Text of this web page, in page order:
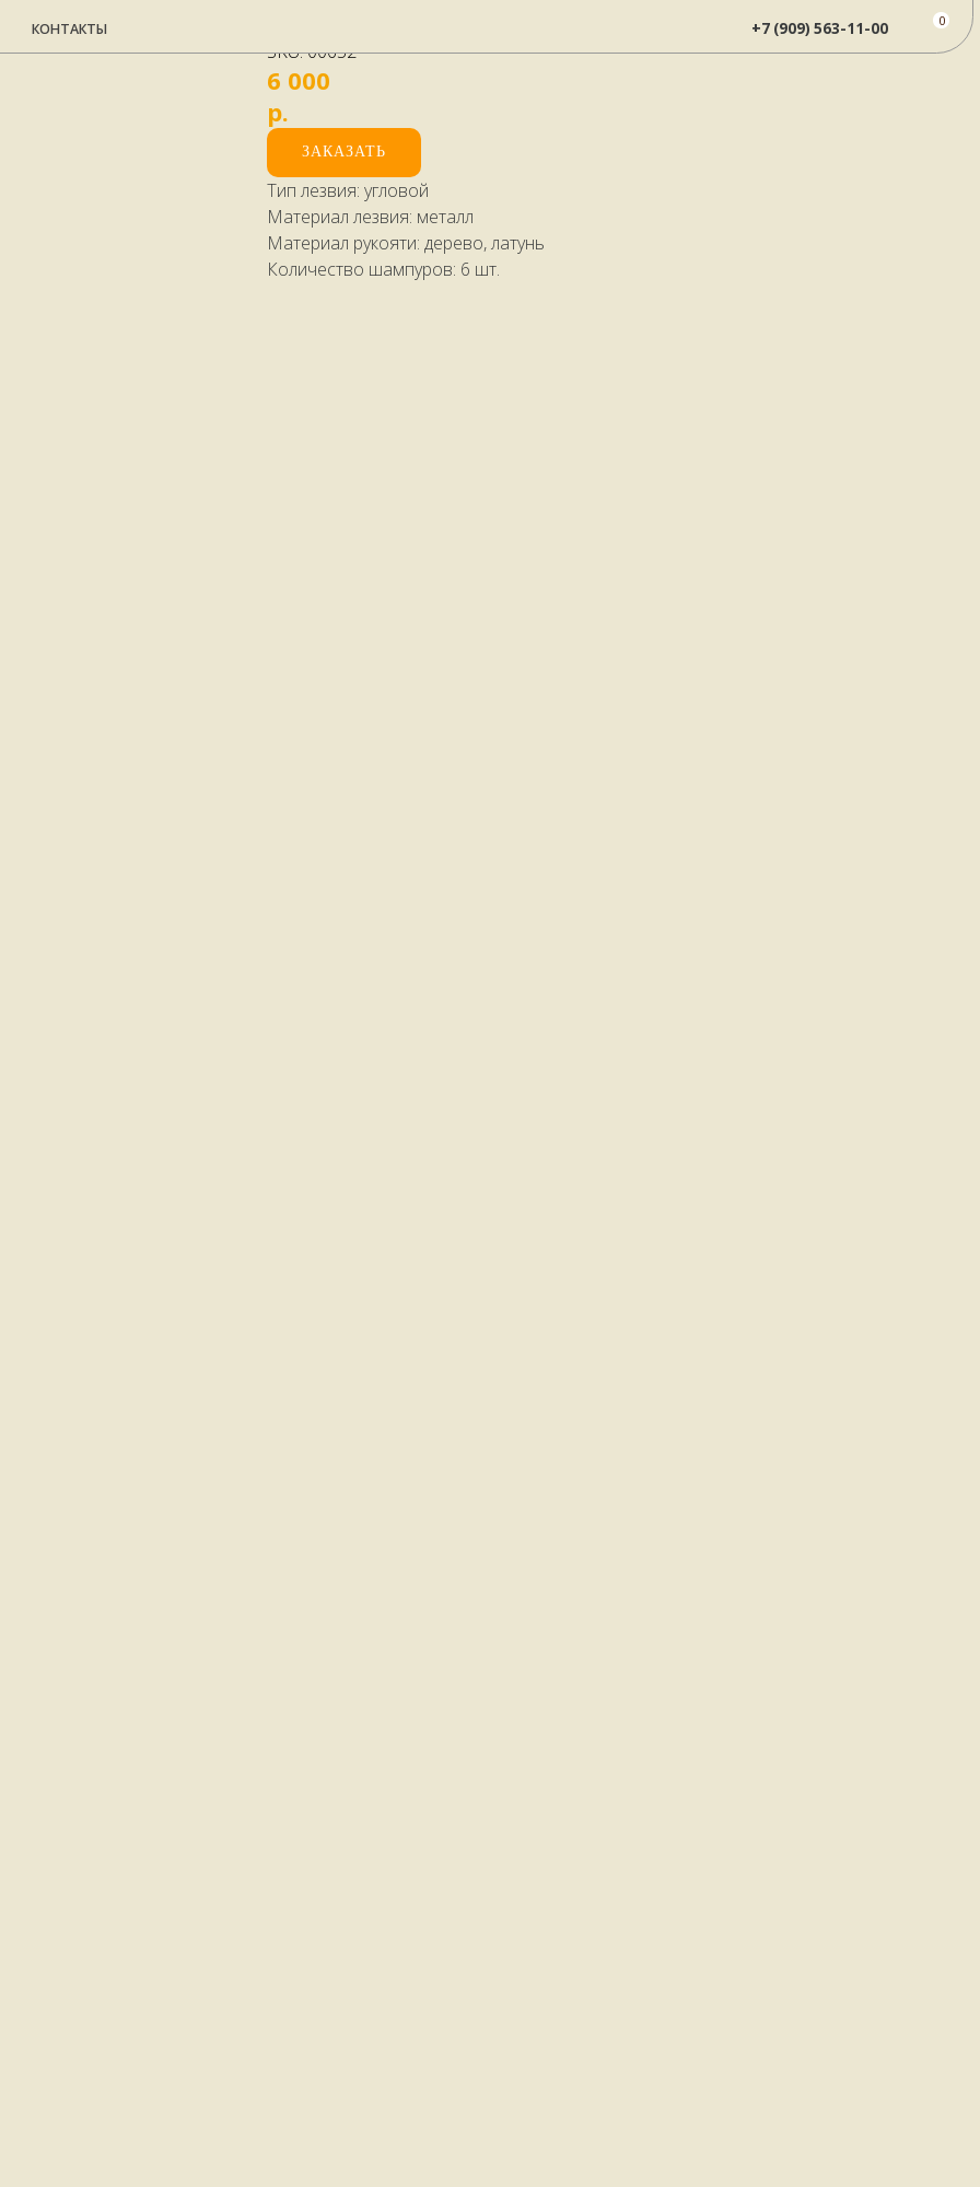
Шампура подарочные "Мечта охотника"
SKU:00652
6 000
р.
ЗАКАЗАТЬ
Тип лезвия: угловой
Материал лезвия: металл
Материал рукояти: дерево, латунь
Количество шампуров: 6 шт.